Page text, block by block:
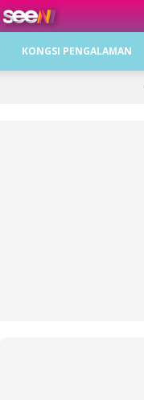
KONGSI PENGALAMAN